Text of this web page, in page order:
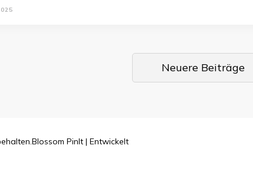
Neuere Beiträge
Blossom PinIt | Entwickelt